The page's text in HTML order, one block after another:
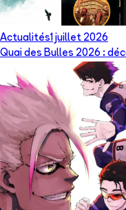
Actualités1 juillet 2026
Quai des Bulles 2026 :